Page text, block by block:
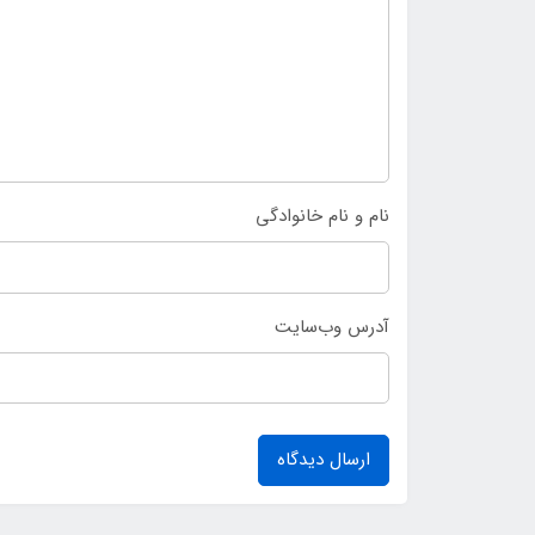
نام و نام خانوادگی
آدرس وب‌سایت
ارسال دیدگاه